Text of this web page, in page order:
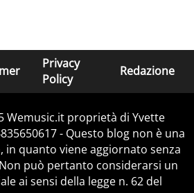
Privacy
Policy
Redazione
Wemusic.it proprietà di Yvette
- Questo blog non è una
in quanto viene aggiornato senza
può pertanto considerarsi un
ai sensi della legge n. 62 del